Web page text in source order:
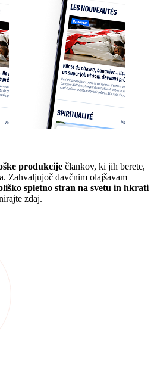
produkcije člankov, ki jih berete,
Zahvaljujoč davčnim olajšavam
spletno stran na svetu in hkrati
zdaj.